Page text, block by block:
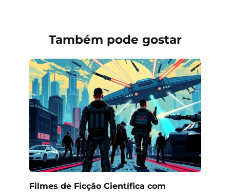
Também pode gostar
Filmes de Ficção Científica com